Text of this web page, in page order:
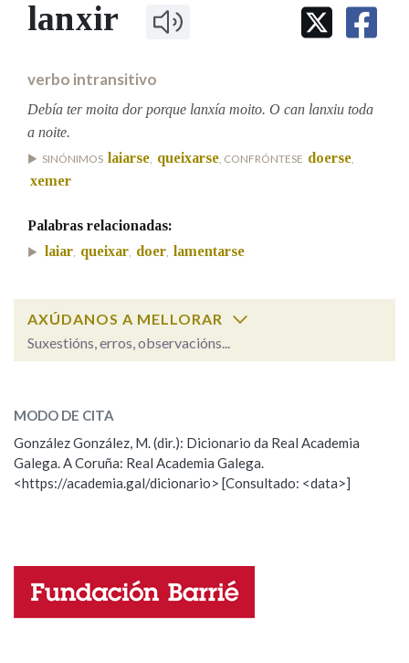
IDENTIDADE CORPORATIVA
MARCIAL DEL ADALID
FIGURAS HOMENAXEADAS
PRIMAVERA DAS LETRAS
Facebook
TwitterYoutubeInstagram
Bluesky
BUSCAR NOS LEMAS
Remata por
Nas definicións
Na fraseoloxía
Marcas gramaticais
lanxir
verbo intransitivo
Debía ter moita dor porque lanxía moito. O can lanxiu toda
a noite.
SINÓNIMOS laiarse, queixarse, CONFRÓNTESE doerse,
xemer
Palabras relacionadas:
laiar, queixar, doer, lamentarse
AXÚDANOS A MELLORAR
Suxestións, erros, observacións...
ESCOLLE UNHA OPCIÓN:
Observación Hai un erro na palabra
Propoño mellorar a definición
Nome
MODO DE CITA
González González, M. (dir.): Dicionario da Real Academia
Galega. A Coruña: Real Academia Galega.
<https://academia.gal/dicionario> [Consultado: <data>]